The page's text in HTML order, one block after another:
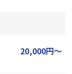
20,000円～